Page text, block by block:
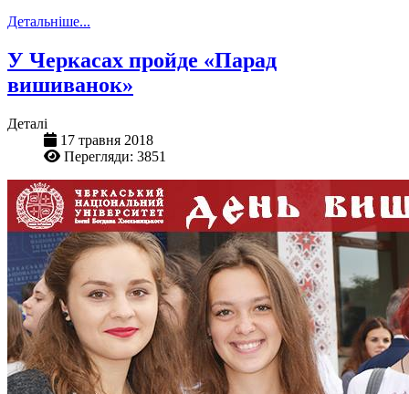
Детальніше...
У Черкасах пройде «Парад
вишиванок»
Деталі
17 травня 2018
Перегляди: 3851